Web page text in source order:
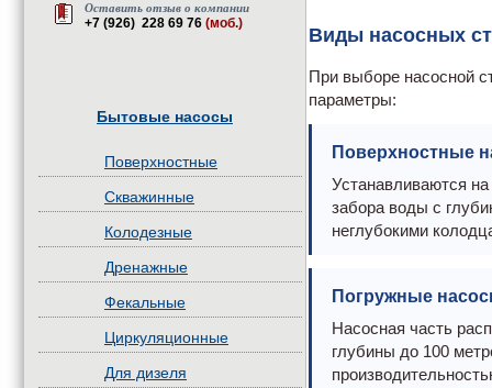
Оставить отзыв о компании
+7 (926) 228 69 76 (моб.)
Бытовые насосы
Поверхностные
Скважинные
Колодезные
Дренажные
Фекальные
Циркуляционные
Для дизеля
Виды насосных
При выборе насосной
параметры:
Поверхностные
Устанавливаются
забора воды с
неглубокими
Погружные
Насосная часть
глубины до 100